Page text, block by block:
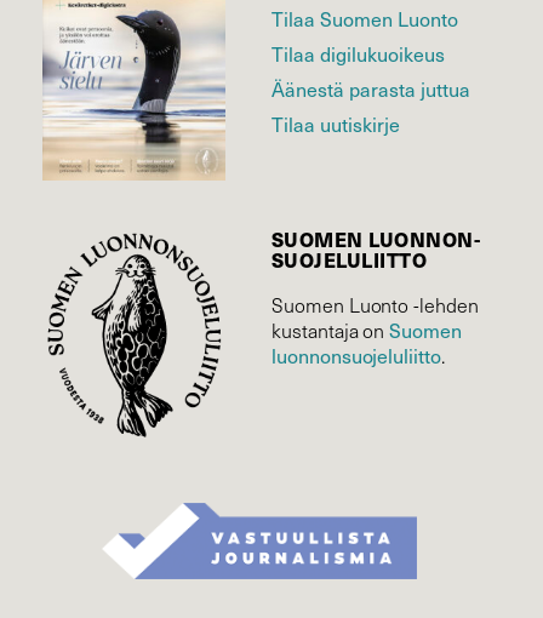
Tilaa Suomen Luonto
Tilaa digilukuoikeus
Äänestä parasta juttua
Tilaa uutiskirje
SUOMEN LUONNON­
SUOJELU­LIITTO
Suomen Luonto -lehden
kustantaja onSuomen
luonnonsuojelu­liitto.